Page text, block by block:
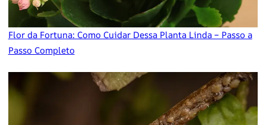
Flor da Fortuna: Como Cuidar Dessa Planta Linda – Passo a
Passo Completo